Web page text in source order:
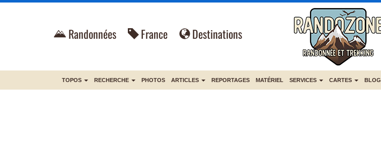
Randonnées France Destinations
TOPOS RECHERCHE PHOTOS ARTICLES REPORTAGES MATÉRIEL SERVICES CARTES BLOG